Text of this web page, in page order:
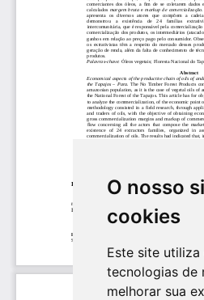
O nosso
cookies
Este site
tecnologias de
melhorar sua